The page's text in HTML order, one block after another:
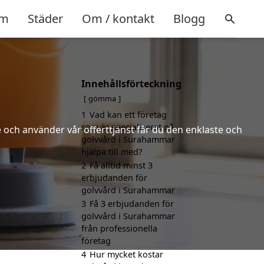
Städer Om / kontakt Blogg
använder vår offerttjänst får du den enklaste och
Innehållsförteckning
gömma
1 Vad kan ett företag
som är specialiserat på
golvvård i Surahammar
hjälpa till med?
2 Få alltid minst 3
erbjudanden för
golvvård i Surahammar
3 Få 3 erbjudanden för
golvvård i Surahammar
från professionella
företag
4 Hur mycket kostar